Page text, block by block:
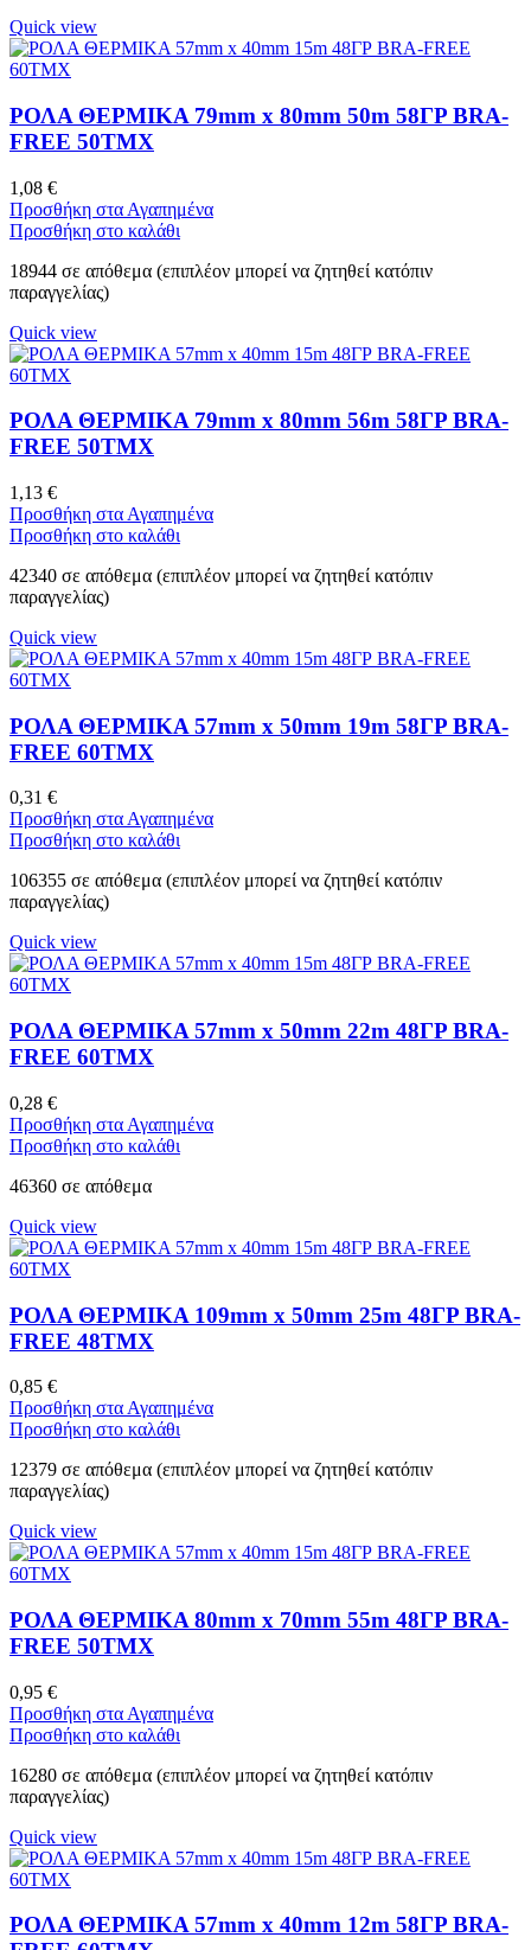
Quick view
ΡΟΛΑ ΘΕΡΜΙΚΑ 79mm x 80mm 50m 58ΓΡ BRA-
FREE 50ΤΜΧ
1,08 €
Προσθήκη στα Αγαπημένα
Προσθήκη στο καλάθι
18944 σε απόθεμα (επιπλέον μπορεί να ζητηθεί κατόπιν
παραγγελίας)
Quick view
ΡΟΛΑ ΘΕΡΜΙΚΑ 79mm x 80mm 56m 58ΓΡ BRA-
FREE 50ΤΜΧ
1,13 €
Προσθήκη στα Αγαπημένα
Προσθήκη στο καλάθι
42340 σε απόθεμα (επιπλέον μπορεί να ζητηθεί κατόπιν
παραγγελίας)
Quick view
ΡΟΛΑ ΘΕΡΜΙΚΑ 57mm x 50mm 19m 58ΓΡ BRA-
FREE 60ΤΜΧ
0,31 €
Προσθήκη στα Αγαπημένα
Προσθήκη στο καλάθι
106355 σε απόθεμα (επιπλέον μπορεί να ζητηθεί κατόπιν
παραγγελίας)
Quick view
ΡΟΛΑ ΘΕΡΜΙΚΑ 57mm x 50mm 22m 48ΓΡ BRA-
FREE 60ΤΜΧ
0,28 €
Προσθήκη στα Αγαπημένα
Προσθήκη στο καλάθι
46360 σε απόθεμα
Quick view
ΡΟΛΑ ΘΕΡΜΙΚΑ 109mm x 50mm 25m 48ΓΡ BRA-
FREE 48ΤΜΧ
0,85 €
Προσθήκη στα Αγαπημένα
Προσθήκη στο καλάθι
12379 σε απόθεμα (επιπλέον μπορεί να ζητηθεί κατόπιν
παραγγελίας)
Quick view
ΡΟΛΑ ΘΕΡΜΙΚΑ 80mm x 70mm 55m 48ΓΡ BRA-
FREE 50ΤΜΧ
0,95 €
Προσθήκη στα Αγαπημένα
Προσθήκη στο καλάθι
16280 σε απόθεμα (επιπλέον μπορεί να ζητηθεί κατόπιν
παραγγελίας)
Quick view
ΡΟΛΑ ΘΕΡΜΙΚΑ 57mm x 40mm 12m 58ΓΡ BRA-